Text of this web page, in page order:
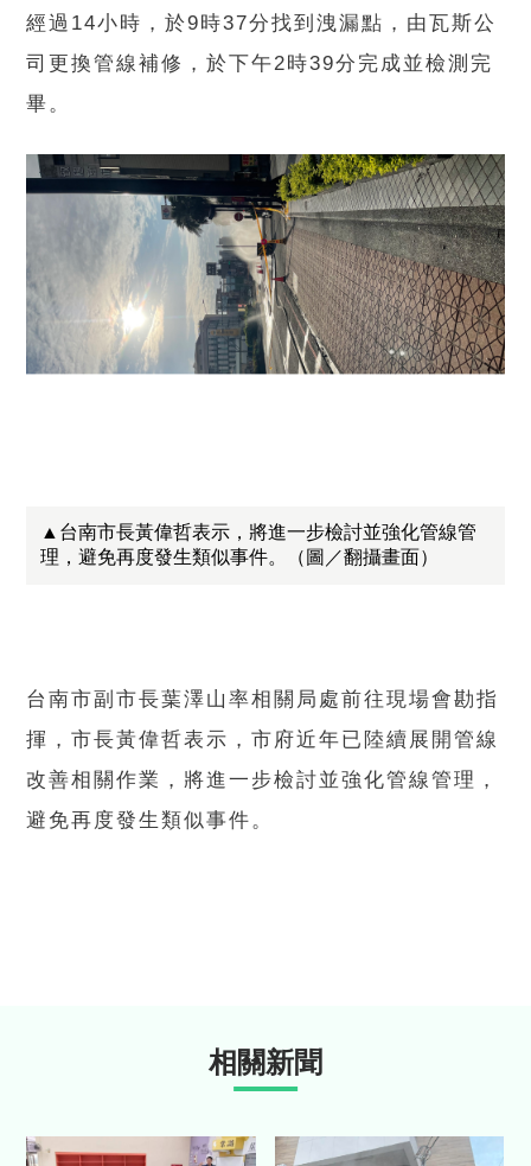
經過14小時，於9時37分找到洩漏點，由瓦斯公
司更換管線補修，於下午2時39分完成並檢測完
畢。
▲台南市長黃偉哲表示，將進一步檢討並強化管線管
理，避免再度發生類似事件。（圖／翻攝畫面）
台南市副市長葉澤山率相關局處前往現場會勘指
揮，市長黃偉哲表示，市府近年已陸續展開管線
改善相關作業，將進一步檢討並強化管線管理，
避免再度發生類似事件。
相關新聞